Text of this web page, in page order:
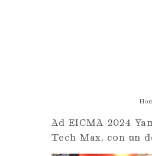
Ad EICMA 2024
Tech Max, con un